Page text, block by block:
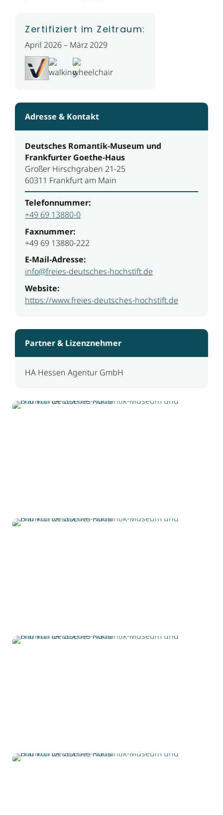
Zertifiziert im Zeitraum:
April 2026 – März 2029
Adresse & Kontakt
Deutsches Romantik-Museum und
Frankfurter Goethe-Haus
Großer Hirschgraben 21-25
60311 Frankfurt am Main
Telefonnummer:
+49 69 13880-0
Faxnummer:
+49 69 13880-222
E-Mail-Adresse:
info@freies-deutsches-hochstift.de
Website:
https://www.freies-deutsches-hochstift.de
Partner & Lizenznehmer
HA Hessen Agentur GmbH